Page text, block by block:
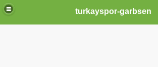
turkayspor-garbsen